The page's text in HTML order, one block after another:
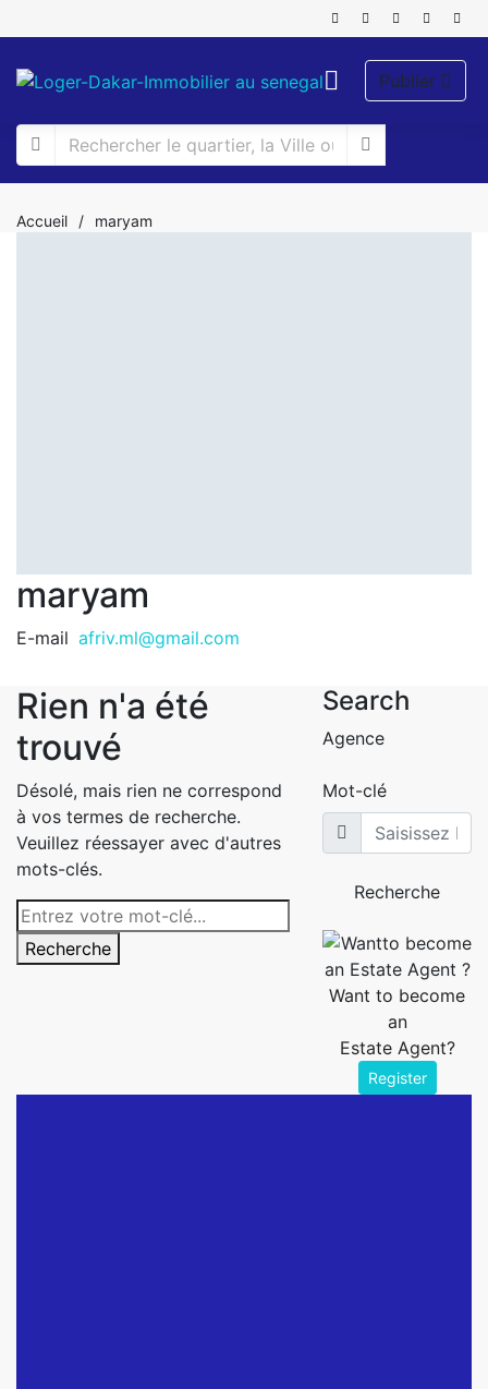
Publier
Accueil / maryam
maryam
E-mail afriv.ml@gmail.com
Rien n'a été
trouvé
Désolé, mais rien ne correspond
à vos termes de recherche.
Veuillez réessayer avec d'autres
mots-clés.
Recherche
Search
Agence
Mot-clé
Recherche
Want to become
an
Estate Agent?
Register